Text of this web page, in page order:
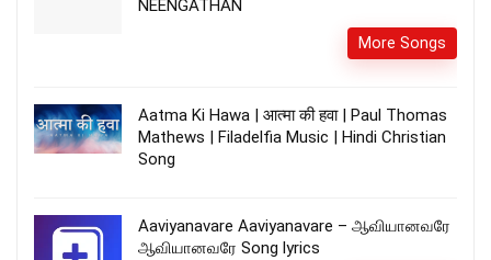
NEENGATHAN
More Songs
Aatma Ki Hawa | आत्मा की हवा | Paul Thomas
Mathews | Filadelfia Music | Hindi Christian
Song
Aaviyanavare Aaviyanavare – ஆவியானவரே
ஆவியானவரே Song lyrics